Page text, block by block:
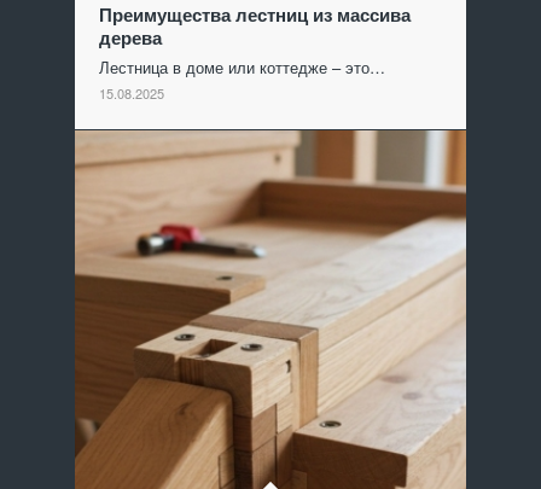
Преимущества лестниц из массива
дерева
Лестница в доме или коттедже – это…
15.08.2025